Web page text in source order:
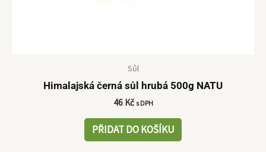
Sůl
Himalajská černá sůl hrubá 500g NATU
46 Kč s DPH
PŘIDAT DO KOŠÍKU